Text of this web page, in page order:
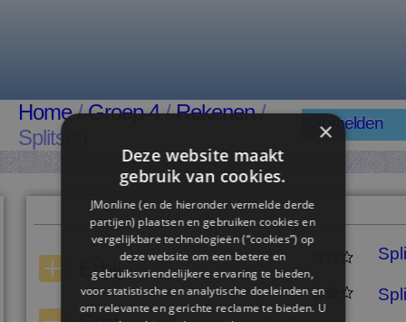
Home/Groep 4/Rekenen/
Splitsen
Aanmelden
Erbij
×
Deze website maakt
gebruik van cookies.
JMonline (en de hieronder vermelde derde
partijen) plaatsen en gebruiken cookies en
vergelijkbare technologieën (“cookies”) op
deze website om een ​​betere en
gebruiksvriendelijkere ervaring te bieden,
voor statistische en analytische doeleinden en
om relevante en gerichte reclame te bieden. U